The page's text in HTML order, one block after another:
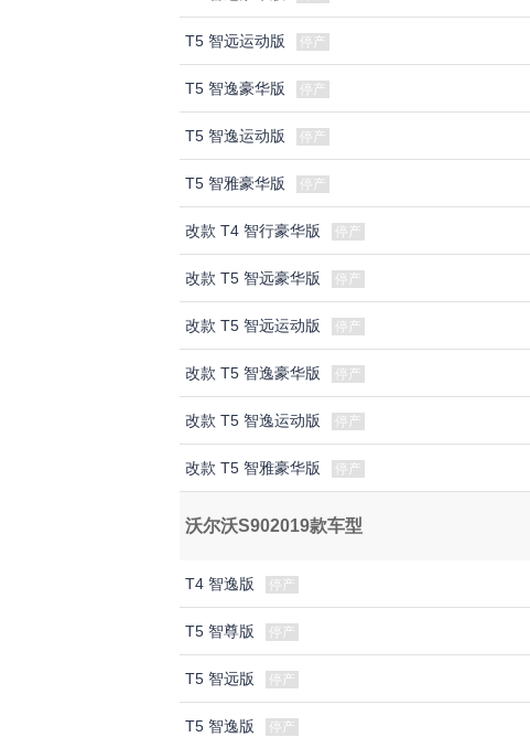
T5 智远运动版 停产
T5 智逸豪华版 停产
T5 智逸运动版 停产
T5 智雅豪华版 停产
改款 T4 智行豪华版 停产
改款 T5 智远豪华版 停产
改款 T5 智远运动版 停产
改款 T5 智逸豪华版 停产
改款 T5 智逸运动版 停产
改款 T5 智雅豪华版 停产
沃尔沃S902019款车型
T4 智逸版 停产
T5 智尊版 停产
T5 智远版 停产
T5 智逸版 停产